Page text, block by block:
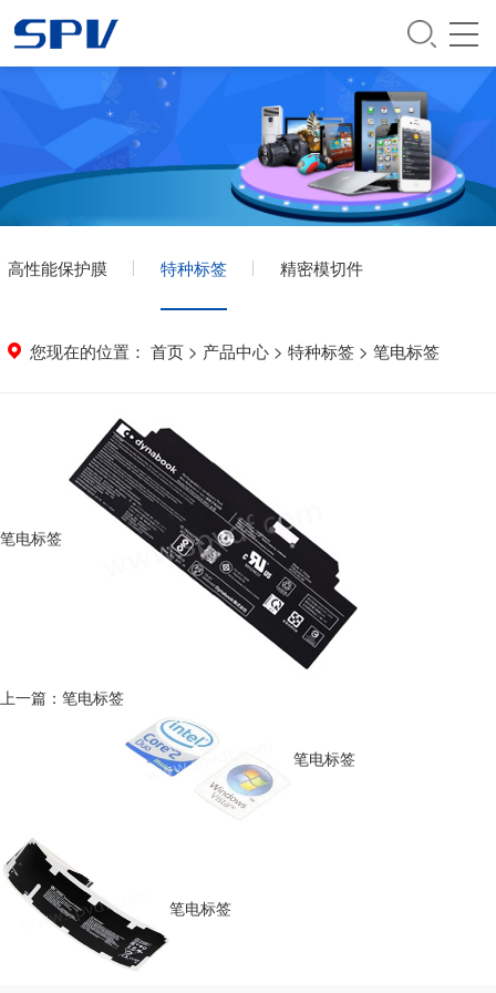
高性能保护膜 特种标签 精密模切件
您现在的位置： 首页 > 产品中心 > 特种标签 > 笔电标签
笔电标签
上一篇：笔电标签
笔电标签
笔电标签